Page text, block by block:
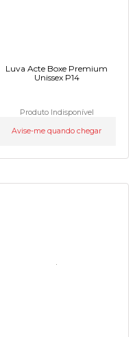
Luva Acte Boxe Premium
Unissex P14
Produto Indisponível
Avise-me quando chegar